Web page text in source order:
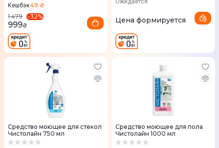
Кешбэк49 ₴
1 479
-32%
999₴
Ожидается
Цена формируется
Средство моющее для стекол
Чистолайн 750 мл
Средство моющее для пола
Чистолайн 1000 мл